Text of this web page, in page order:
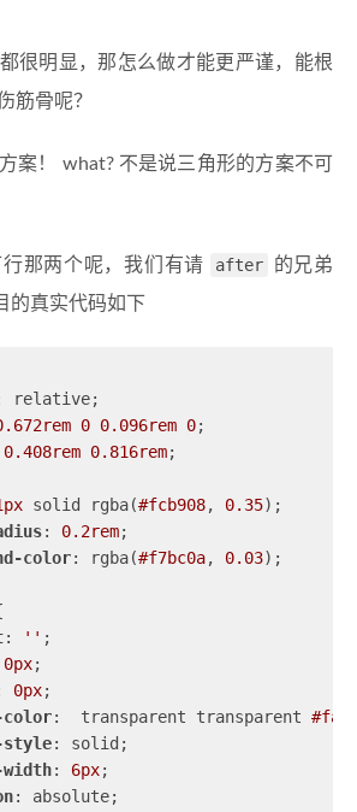
很明显，那怎么做才能更严谨，能根
筋骨呢？
案！ what? 不是说三角形的方案不可
那两个呢，我们有请 after
的兄弟
的真实代码如下
relative;
0 0.096rem 0;
0.408rem 0.816rem;
solid rgba(#fcb908, 0.35);
: 0.2rem;
color: rgba(#f7bc0a, 0.03);
: '' ;
0px;
0px;
color:  transparent transparent
style: solid;
width: 6px;
: absolute;